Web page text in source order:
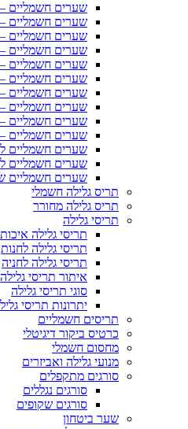
שערים חשמליים
שערים חשמליים
שערים חשמליים
שערים חשמליים
שערים חשמליים
שערים חשמליים
שערים חשמליים
שערים חשמליים —
שערים חשמליים
שערים חשמליים
שערים חשמליים
שערים חשמליים
שערים חשמליים
תריס גלילה חשמלי
תריס גלילה מחורר
תריסי גלילה
תריסי גלילה
תריסי גלילה לחנות
תריסי גלילה לחניה
איתור תריסי גלילה
סוגי תריסי גלילה
יתרונות תריסי
תריסים חשמליים
כרטיס ביקור דיגיטלי
מחסום חשמלי
מנועי גלילה ואביזרים
סורגים מתקפלים
סורגים נגללים
סורגים שקופים
שער ביטחון